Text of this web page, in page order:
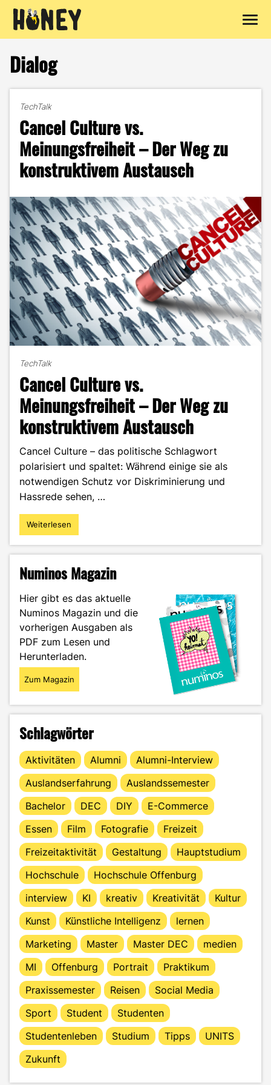
Inhalt
springen
Dialog
TechTalk
Cancel Culture vs.
Meinungsfreiheit – Der Weg zu
konstruktivem Austausch
TechTalk
Cancel Culture vs.
Meinungsfreiheit – Der Weg zu
konstruktivem Austausch
Cancel Culture – das politische Schlagwort
polarisiert und spaltet: Während einige sie als
notwendigen Schutz vor Diskriminierung und
Hassrede sehen, …
"Cancel
Culture
–
Weg
zu
konstruktivem
Austausch"
Weiterlesen
Numinos Magazin
Hier gibt es das aktuelle
Numinos Magazin und die
vorherigen Ausgaben als
PDF zum Lesen und
Herunterladen.
Zum Magazin
Schlagwörter
Aktivitäten Alumni
Alumni-Interview
Auslandserfahrung
Auslandssemester
Bachelor
DEC DIY
E-Commerce
Essen
Film Fotografie
Freizeit
Freizeitaktivität
Gestaltung
Hauptstudium
Hochschule
Hochschule Offenburg
interview
KI kreativ Kreativität
Kultur
Kunst
Künstliche Intelligenz
lernen
Marketing
Master Master DEC
medien
MI
Offenburg Portrait
Praktikum
Praxissemester
Reisen
Social Media
Sport
Student
Studenten
Studentenleben
Studium Tipps
UNITS
Zukunft